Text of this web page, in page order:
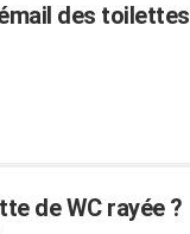
des toilettes
de WC rayée ?